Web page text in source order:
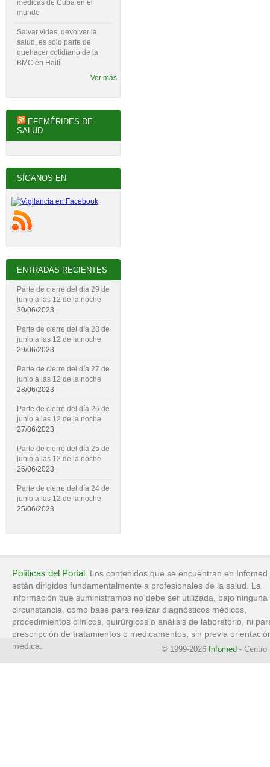
médicas de Cuba en el
mundo
Salvar vidas, devolver la
salud, es solo parte de
quehacer cotidiano de la
BMC en Haití
Ver más
EFEMÉRIDES DE
SALUD
SÍGANOS EN
ENTRADAS RECIENTES
Parte de cierre del día 29 de
junio a las 12 de la noche
30/06/2023
Parte de cierre del día 28 de
junio a las 12 de la noche
29/06/2023
Parte de cierre del día 27 de
junio a las 12 de la noche
28/06/2023
Parte de cierre del día 26 de
junio a las 12 de la noche
27/06/2023
Parte de cierre del día 25 de
junio a las 12 de la noche
26/06/2023
Parte de cierre del día 24 de
junio a las 12 de la noche
25/06/2023
Políticas del Portal. Los contenidos que se encuentran en Infomed
están dirigidos fundamentalmente a profesionales de la salud. La
información que suministramos no debe ser utilizada, bajo ninguna
circunstancia, como base para realizar diagnósticos médicos,
procedimientos clínicos, quirúrgicos o análisis de laboratorio, ni
prescripción de tratamientos o medicamentos, sin previa
médica.
© 1999-2026 Infomed - Centro